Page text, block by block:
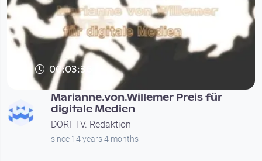
00:03:36
Marianne.von.Willemer Preis für
digitale Medien
DORFTV. Redaktion
since 14 years 4 months